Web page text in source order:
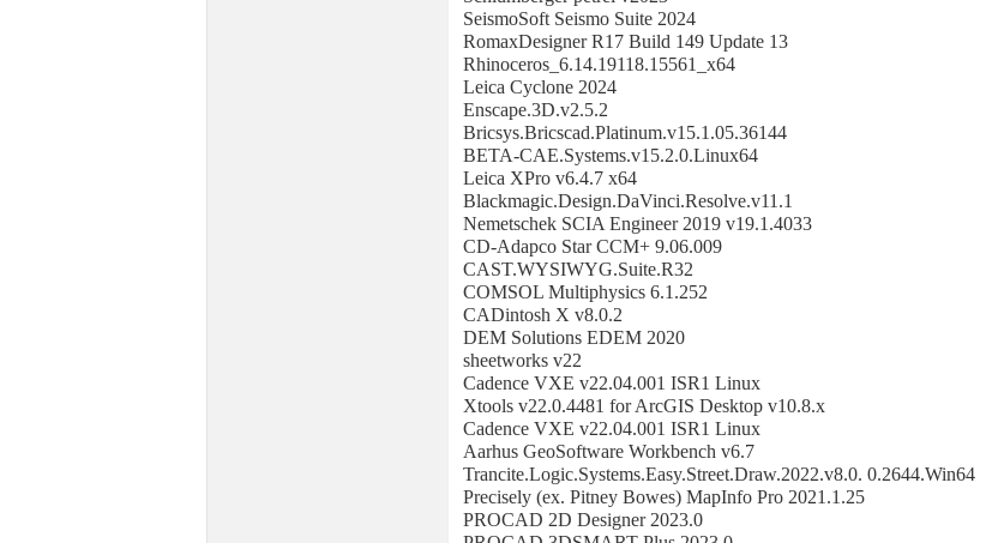
SeismoSoft Seismo Suite 2024
RomaxDesigner R17 Build 149 Update 13
Rhinoceros_6.14.19118.15561_x64
Leica Cyclone 2024
Enscape.3D.v2.5.2
Bricsys.Bricscad.Platinum.v15.1.05.36144
BETA-CAE.Systems.v15.2.0.Linux64
Leica XPro v6.4.7 x64
Blackmagic.Design.DaVinci.Resolve.v11.1
Nemetschek SCIA Engineer 2019 v19.1.4033
CD-Adapco Star CCM+ 9.06.009
CAST.WYSIWYG.Suite.R32
COMSOL Multiphysics 6.1.252
CADintosh X v8.0.2
DEM Solutions EDEM 2020
sheetworks v22
Cadence VXE v22.04.001 ISR1 Linux
Xtools v22.0.4481 for ArcGIS Desktop v10.8.x
Cadence VXE v22.04.001 ISR1 Linux
Aarhus GeoSoftware Workbench v6.7
Trancite.Logic.Systems.Easy.Street.Draw.2022.v8.0. 0.2644.Win64
Precisely (ex. Pitney Bowes) MapInfo Pro 2021.1.25
PROCAD 2D Designer 2023.0